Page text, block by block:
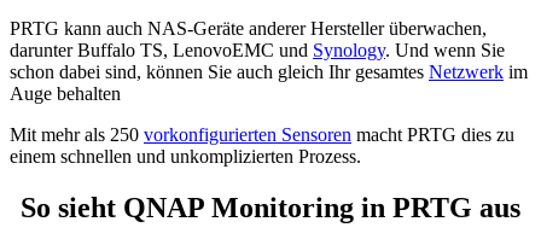
PRTG kann auch NAS-Geräte anderer Hersteller überwachen,
darunter Buffalo TS, LenovoEMC und Synology. Und wenn Sie
schon dabei sind, können Sie auch gleich Ihr gesamtes Netzwerk im
Auge behalten
Mit mehr als 250 vorkonfigurierten Sensoren macht PRTG dies zu
einem schnellen und unkomplizierten Prozess.
So sieht QNAP Monitoring in PRTG aus